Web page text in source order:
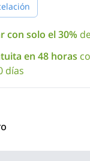
Trosmo para volar de
fáciles. Solo
entre 2 y 6 invitados.
de esquí de travesía
y Austria
con solo el 30%
en 48 horas
días